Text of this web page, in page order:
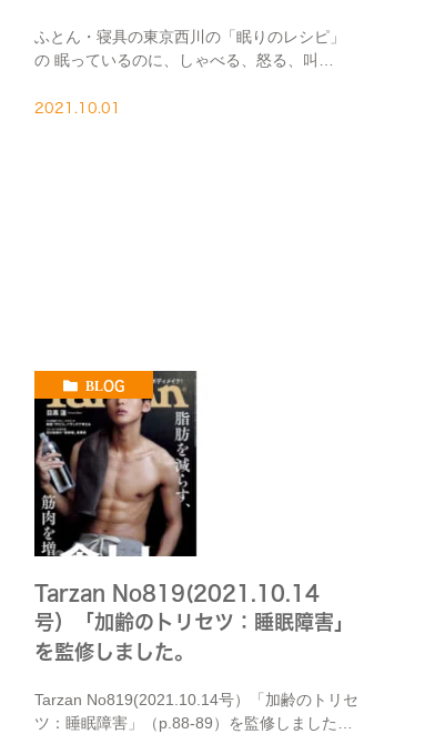
ふとん・寝具の東京西川の「眠りのレシピ」
の 眠っているのに、しゃべる、怒る、叫
と対策を監修しました。 寝ぼけ症状に関連し
2021.10.01
BLOG
Tarzan No819(2021.10.14
号）「加齢のトリセツ：睡眠障害」
を監修しました。
Tarzan No819(2021.10.14号）「加齢のトリセ
ツ：睡眠障害」（p.88-89）を監修しました。